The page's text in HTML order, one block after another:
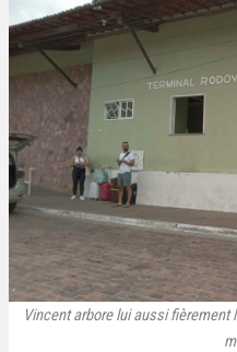
Vincent arbore lui aussi